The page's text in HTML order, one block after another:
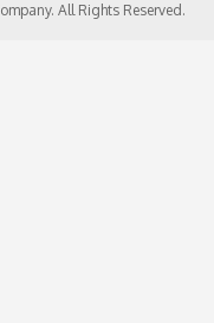
All Rights Reserved.